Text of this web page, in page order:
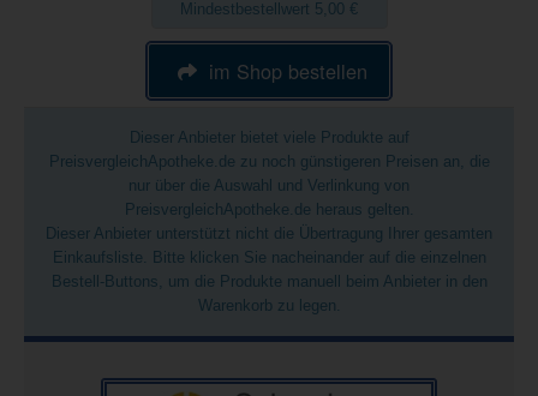
Mindestbestellwert 5,00 €
im Shop bestellen
Dieser Anbieter bietet viele Produkte auf
PreisvergleichApotheke.de zu noch günstigeren Preisen an, die
nur über die Auswahl und Verlinkung von
PreisvergleichApotheke.de heraus gelten.
Dieser Anbieter unterstützt nicht die Übertragung Ihrer gesamten
Einkaufsliste. Bitte klicken Sie nacheinander auf die einzelnen
Bestell-Buttons, um die Produkte manuell beim Anbieter in den
Warenkorb zu legen.